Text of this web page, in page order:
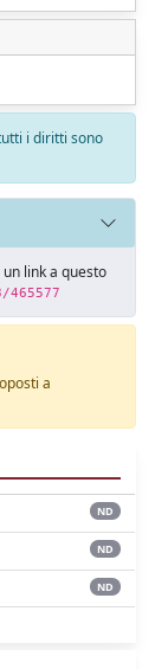
i diritti sono
link a questo
a
ND
ND
ND